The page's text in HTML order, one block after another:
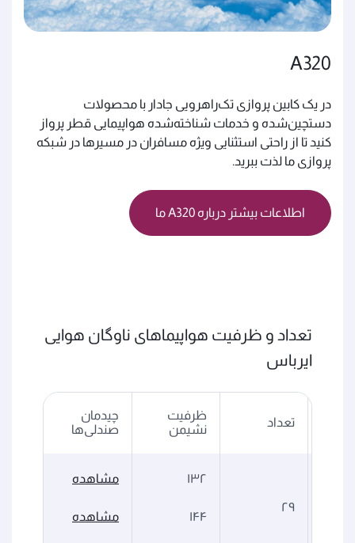
A320
در یک کابین پروازی تک‌راهرویی جادار با محصولات
دستچین‌شده و خدمات شناخته‌شده هواپیمایی قطر پرواز
کنید تا از راحتی استثنایی ویژه مسافران در مسیرها در شبکه
پروازی ما لذت ببرید.
اطلاعات بیشتر درباره A320 ما
تعداد و ظرفیت هواپیماهای ناوگان هوایی
ایرباس
تعداد
ظرفیت
نشیمن
چیدمان
صندلی‌ها
۲۹
۱۳۲
۱۴۴
مشاهده
مشاهده